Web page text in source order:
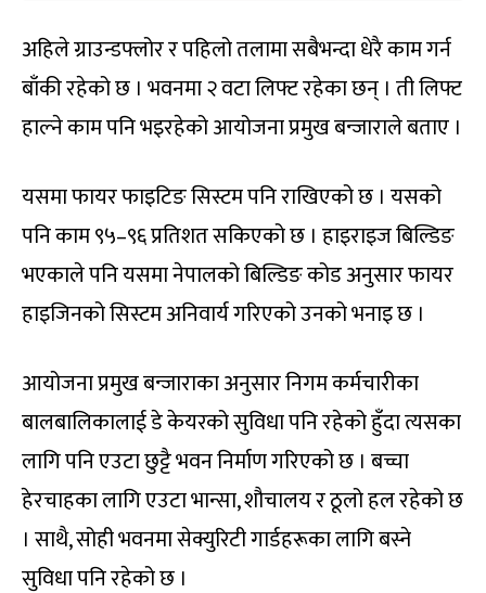
अहिले ग्राउन्डफ्लोर र पहिलो तलामा सबैभन्दा धेरै काम गर्न
बाँकी रहेको छ । भवनमा २ वटा लिफ्ट रहेका छन् । ती लिफ्ट
हाल्ने काम पनि भइरहेको आयोजना प्रमुख बन्जाराले बताए ।
यसमा फायर फाइटिङ सिस्टम पनि राखिएको छ । यसको
पनि काम ९५–९६ प्रतिशत सकिएको छ । हाइराइज बिल्डिङ
भएकाले पनि यसमा नेपालको बिल्डिङ कोड अनुसार फायर
हाइजिनको सिस्टम अनिवार्य गरिएको उनको भनाइ छ ।
आयोजना प्रमुख बन्जाराका अनुसार निगम कर्मचारीका
बालबालिकालाई डे केयरको सुविधा पनि रहेको हुँदा त्यसका
लागि पनि एउटा छुट्टै भवन निर्माण गरिएको छ । बच्चा
हेरचाहका लागि एउटा भान्सा, शौचालय र ठूलो हल रहेको छ
। साथै, सोही भवनमा सेक्युरिटी गार्डहरूका लागि बस्ने
सुविधा पनि रहेको छ ।